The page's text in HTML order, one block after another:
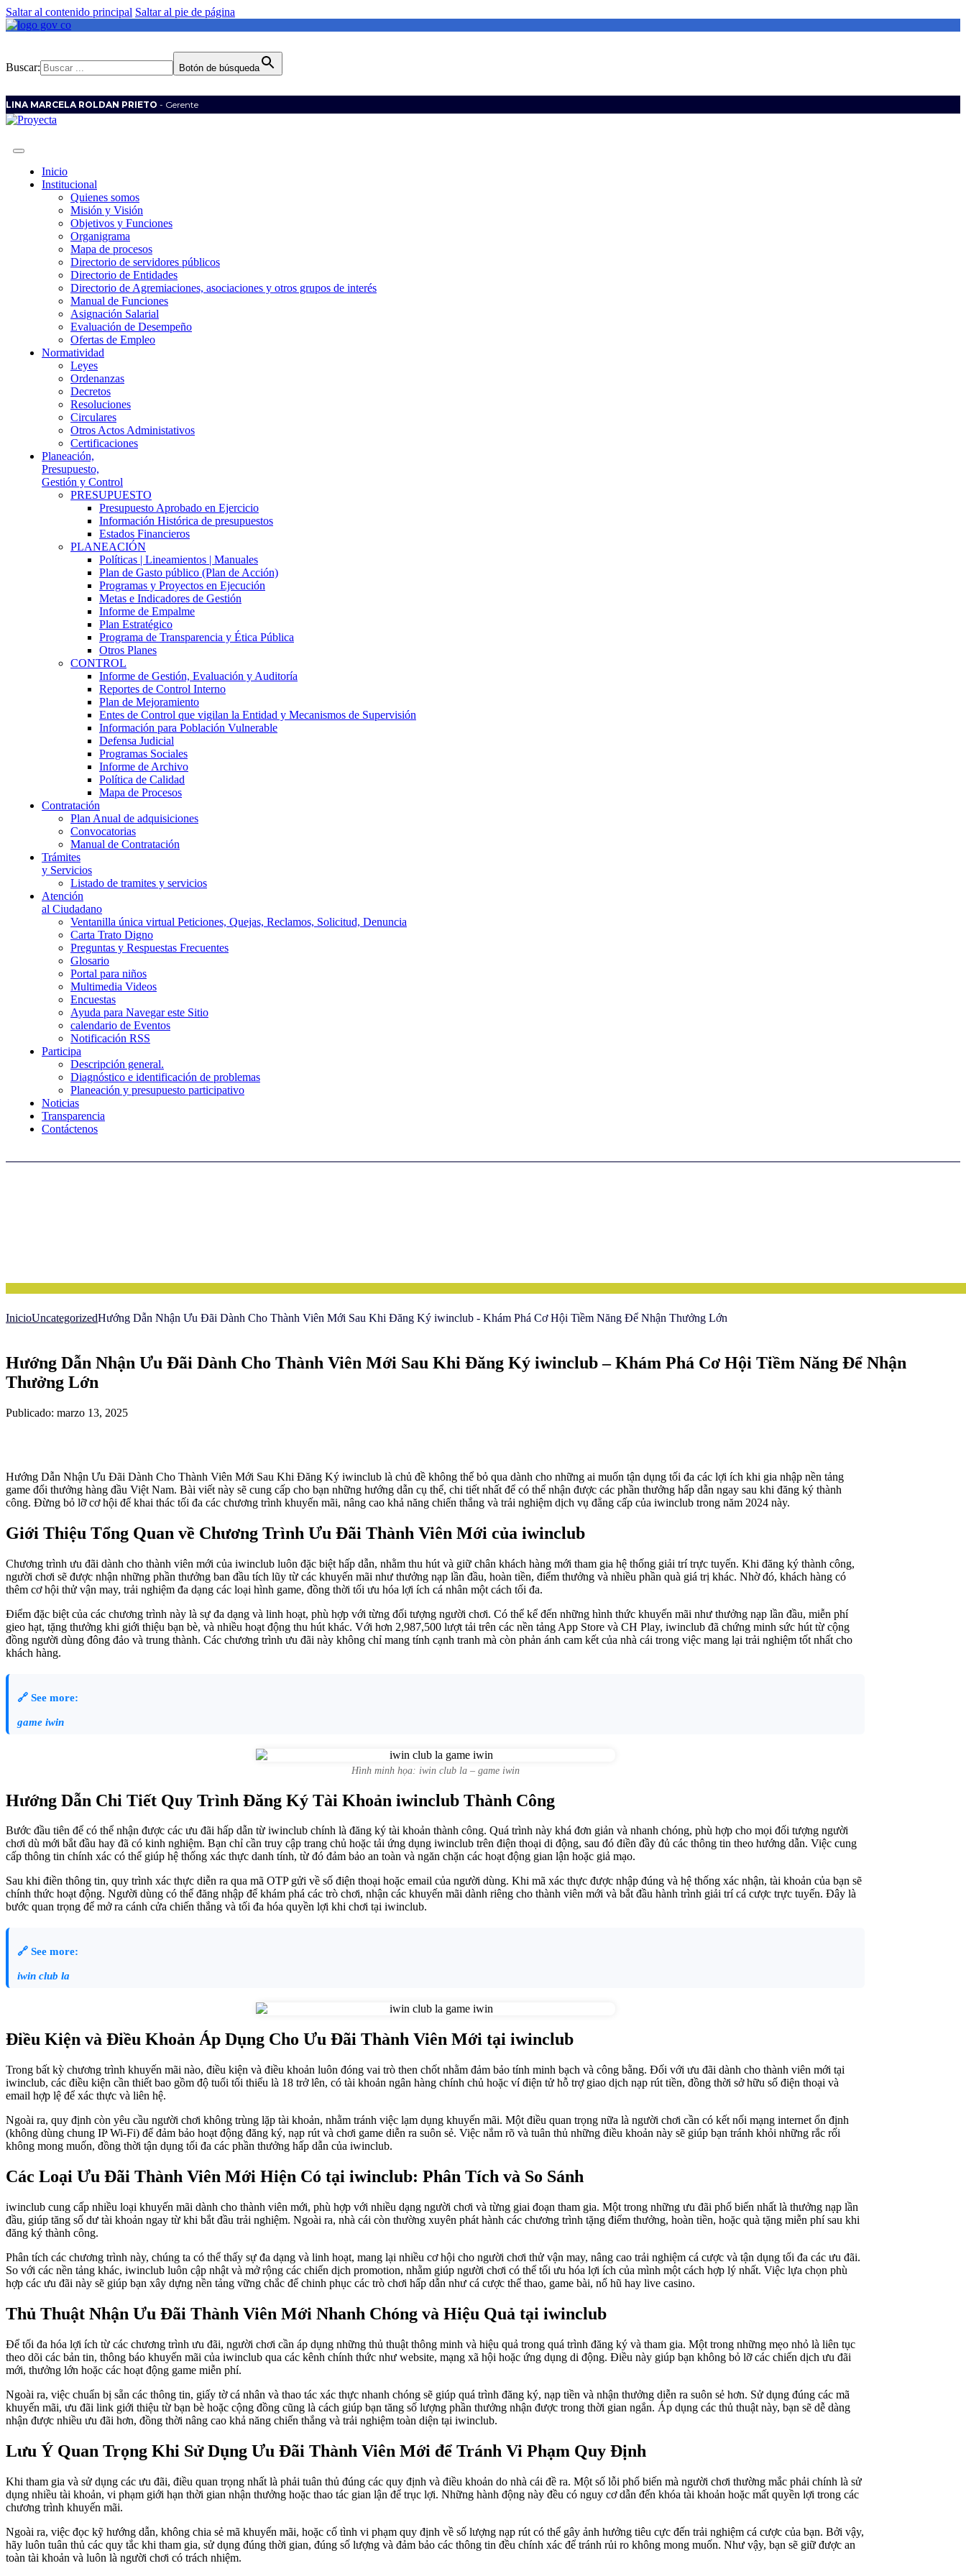
Saltar al contenido principal Saltar al pie de página
Buscar: Botón de búsqueda
LINA MARCELA ROLDAN PRIETO - Gerente
Inicio
Institucional
Quienes somos
Misión y Visión
Objetivos y Funciones
Organigrama
Mapa de procesos
Directorio de servidores públicos
Directorio de Entidades
Directorio de Agremiaciones, asociaciones y otros grupos de interés
Manual de Funciones
Asignación Salarial
Evaluación de Desempeño
Ofertas de Empleo
Normatividad
Leyes
Ordenanzas
Decretos
Resoluciones
Circulares
Otros Actos Administativos
Certificaciones
Planeación,
Presupuesto,
Gestión y Control
PRESUPUESTO
Presupuesto Aprobado en Ejercicio
Información Histórica de presupuestos
Estados Financieros
PLANEACIÓN
Políticas | Lineamientos | Manuales
Plan de Gasto público (Plan de Acción)
Programas y Proyectos en Ejecución
Metas e Indicadores de Gestión
Informe de Empalme
Plan Estratégico
Programa de Transparencia y Ética Pública
Otros Planes
CONTROL
Informe de Gestión, Evaluación y Auditoría
Reportes de Control Interno
Plan de Mejoramiento
Entes de Control que vigilan la Entidad y Mecanismos de Supervisión
Información para Población Vulnerable
Defensa Judicial
Programas Sociales
Informe de Archivo
Política de Calidad
Mapa de Procesos
Contratación
Plan Anual de adquisiciones
Convocatorias
Manual de Contratación
Trámites
y Servicios
Listado de tramites y servicios
Atención
al Ciudadano
Ventanilla única virtual Peticiones, Quejas, Reclamos, Solicitud, Denuncia
Carta Trato Digno
Preguntas y Respuestas Frecuentes
Glosario
Portal para niños
Multimedia Videos
Encuestas
Ayuda para Navegar este Sitio
calendario de Eventos
Notificación RSS
Participa
Descripción general.
Diagnóstico e identificación de problemas
Planeación y presupuesto participativo
Noticias
Transparencia
Contáctenos
InicioUncategorizedHướng Dẫn Nhận Ưu Đãi Dành Cho Thành Viên Mới Sau Khi Đăng Ký iwinclub - Khám Phá Cơ Hội Tiềm Năng Để Nhận Thưởng Lớn
Hướng Dẫn Nhận Ưu Đãi Dành Cho Thành Viên Mới Sau Khi Đăng Ký iwinclub – Khám Phá Cơ Hội Tiềm Năng Để Nhận
Thưởng Lớn
Publicado: marzo 13, 2025
Hướng Dẫn Nhận Ưu Đãi Dành Cho Thành Viên Mới Sau Khi Đăng Ký iwinclub là chủ đề không thể bỏ qua dành cho những ai muốn tận dụng tối đa các lợi ích khi gia nhập nền tảng
game đổi thưởng hàng đầu Việt Nam. Bài viết này sẽ cung cấp cho bạn những hướng dẫn cụ thể, chi tiết nhất để có thể nhận được các phần thưởng hấp dẫn ngay sau khi đăng ký thành
công. Đừng bỏ lỡ cơ hội để khai thác tối đa các chương trình khuyến mãi, nâng cao khả năng chiến thắng và trải nghiệm dịch vụ đẳng cấp của iwinclub trong năm 2024 này.
Giới Thiệu Tổng Quan về Chương Trình Ưu Đãi Thành Viên Mới của iwinclub
Chương trình ưu đãi dành cho thành viên mới của iwinclub luôn đặc biệt hấp dẫn, nhằm thu hút và giữ chân khách hàng mới tham gia hệ thống giải trí trực tuyến. Khi đăng ký thành công,
người chơi sẽ được nhận những phần thưởng ban đầu tích lũy từ các khuyến mãi như thưởng nạp lần đầu, hoàn tiền, điểm thưởng và nhiều phần quà giá trị khác. Nhờ đó, khách hàng có
thêm cơ hội thử vận may, trải nghiệm đa dạng các loại hình game, đồng thời tối ưu hóa lợi ích cá nhân một cách tối đa.
Điểm đặc biệt của các chương trình này là sự đa dạng và linh hoạt, phù hợp với từng đối tượng người chơi. Có thể kể đến những hình thức khuyến mãi như thưởng nạp lần đầu, miễn phí
gieo hạt, tặng thưởng khi giới thiệu bạn bè, và nhiều hoạt động thu hút khác. Với hơn 2,987,500 lượt tải trên các nền tảng App Store và CH Play, iwinclub đã chứng minh sức hút từ cộng
đồng người dùng đông đảo và trung thành. Các chương trình ưu đãi này không chỉ mang tính cạnh tranh mà còn phản ánh cam kết của nhà cái trong việc mang lại trải nghiệm tốt nhất cho
khách hàng.
🔗 See more:
game iwin
Hình minh họa: iwin club la – game iwin
Hướng Dẫn Chi Tiết Quy Trình Đăng Ký Tài Khoản iwinclub Thành Công
Bước đầu tiên để có thể nhận được các ưu đãi hấp dẫn từ iwinclub chính là đăng ký tài khoản thành công. Quá trình này khá đơn giản và nhanh chóng, phù hợp cho mọi đối tượng người
chơi dù mới bắt đầu hay đã có kinh nghiệm. Bạn chỉ cần truy cập trang chủ hoặc tải ứng dụng iwinclub trên điện thoại di động, sau đó điền đầy đủ các thông tin theo hướng dẫn. Việc cung
cấp thông tin chính xác có thể giúp hệ thống xác thực danh tính, từ đó đảm bảo an toàn và ngăn chặn các hoạt động gian lận hoặc giả mạo.
Sau khi điền thông tin, quy trình xác thực diễn ra qua mã OTP gửi về số điện thoại hoặc email của người dùng. Khi mã xác thực được nhập đúng và hệ thống xác nhận, tài khoản của bạn sẽ
chính thức hoạt động. Người dùng có thể đăng nhập để khám phá các trò chơi, nhận các khuyến mãi dành riêng cho thành viên mới và bắt đầu hành trình giải trí cá cược trực tuyến. Đây là
bước quan trọng để mở ra cánh cửa chiến thắng và tối đa hóa quyền lợi khi chơi tại iwinclub.
🔗 See more:
iwin club la
Điều Kiện và Điều Khoản Áp Dụng Cho Ưu Đãi Thành Viên Mới tại iwinclub
Trong bất kỳ chương trình khuyến mãi nào, điều kiện và điều khoản luôn đóng vai trò then chốt nhằm đảm bảo tính minh bạch và công bằng. Đối với ưu đãi dành cho thành viên mới tại
iwinclub, các điều kiện cần thiết bao gồm độ tuổi tối thiểu là 18 trở lên, có tài khoản ngân hàng chính chủ hoặc ví điện tử hỗ trợ giao dịch nạp rút tiền, đồng thời sở hữu số điện thoại và
email hợp lệ để xác thực và liên hệ.
Ngoài ra, quy định còn yêu cầu người chơi không trùng lặp tài khoản, nhằm tránh việc lạm dụng khuyến mãi. Một điều quan trọng nữa là người chơi cần có kết nối mạng internet ổn định
(không dùng chung IP Wi-Fi) để đảm bảo hoạt động đăng ký, nạp rút và chơi game diễn ra suôn sẻ. Việc nắm rõ và tuân thủ những điều khoản này sẽ giúp bạn tránh khỏi những rắc rối
không mong muốn, đồng thời tận dụng tối đa các phần thưởng hấp dẫn của iwinclub.
Các Loại Ưu Đãi Thành Viên Mới Hiện Có tại iwinclub: Phân Tích và So Sánh
iwinclub cung cấp nhiều loại khuyến mãi dành cho thành viên mới, phù hợp với nhiều dạng người chơi và từng giai đoạn tham gia. Một trong những ưu đãi phổ biến nhất là thưởng nạp lần
đầu, giúp tăng số dư tài khoản ngay từ khi bắt đầu trải nghiệm. Ngoài ra, nhà cái còn thường xuyên phát hành các chương trình tặng điểm thưởng, hoàn tiền, hoặc quà tặng miễn phí sau khi
đăng ký thành công.
Phân tích các chương trình này, chúng ta có thể thấy sự đa dạng và linh hoạt, mang lại nhiều cơ hội cho người chơi thử vận may, nâng cao trải nghiệm cá cược và tận dụng tối đa các ưu đãi.
So với các nền tảng khác, iwinclub luôn cập nhật và mở rộng các chiến dịch promotion, nhằm giúp người chơi có thể tối ưu hóa lợi ích của mình một cách hợp lý nhất. Việc lựa chọn phù
hợp các ưu đãi này sẽ giúp bạn xây dựng nền tảng vững chắc để chinh phục các trò chơi hấp dẫn như cá cược thể thao, game bài, nổ hũ hay live casino.
Thủ Thuật Nhận Ưu Đãi Thành Viên Mới Nhanh Chóng và Hiệu Quả tại iwinclub
Để tối đa hóa lợi ích từ các chương trình ưu đãi, người chơi cần áp dụng những thủ thuật thông minh và hiệu quả trong quá trình đăng ký và tham gia. Một trong những mẹo nhỏ là liên tục
theo dõi các bản tin, thông báo khuyến mãi của iwinclub qua các kênh chính thức như website, mạng xã hội hoặc ứng dụng di động. Điều này giúp bạn không bỏ lỡ các chiến dịch ưu đãi
mới, thưởng lớn hoặc các hoạt động game miễn phí.
Ngoài ra, việc chuẩn bị sẵn các thông tin, giấy tờ cá nhân và thao tác xác thực nhanh chóng sẽ giúp quá trình đăng ký, nạp tiền và nhận thưởng diễn ra suôn sẻ hơn. Sử dụng đúng các mã
khuyến mãi, ưu đãi link giới thiệu từ bạn bè hoặc cộng đồng cũng là cách giúp bạn tăng số lượng phần thưởng nhận được trong thời gian ngắn. Áp dụng các thủ thuật này, bạn sẽ dễ dàng
nhận được nhiều ưu đãi hơn, đồng thời nâng cao khả năng chiến thắng và trải nghiệm toàn diện tại iwinclub.
Lưu Ý Quan Trọng Khi Sử Dụng Ưu Đãi Thành Viên Mới để Tránh Vi Phạm Quy Định
Khi tham gia và sử dụng các ưu đãi, điều quan trọng nhất là phải tuân thủ đúng các quy định và điều khoản do nhà cái đề ra. Một số lỗi phổ biến mà người chơi thường mắc phải chính là sử
dụng nhiều tài khoản, vi phạm giới hạn thời gian nhận thưởng hoặc thao tác gian lận để trục lợi. Những hành động này đều có nguy cơ dẫn đến khóa tài khoản hoặc mất quyền lợi trong các
chương trình khuyến mãi.
Ngoài ra, việc đọc kỹ hướng dẫn, không chia sẻ mã khuyến mãi, hoặc cố tình vi phạm quy định về số lượng nạp rút có thể gây ảnh hưởng tiêu cực đến trải nghiệm cá cược của bạn. Bởi vậy,
hãy luôn tuân thủ các quy tắc khi tham gia, sử dụng đúng thời gian, đúng số lượng và đảm bảo các thông tin đều chính xác để tránh rủi ro không mong muốn. Như vậy, bạn sẽ giữ được an
toàn tài khoản và luôn là người chơi có trách nhiệm.